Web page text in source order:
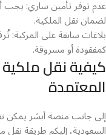
عدم توفر تأمين ساري: يجب
لضمان نقل الملكية.
بلاغات سابقة على المركبة:
كمفقودة أو مسروقة.
كيفية نقل
المعتمدة
إلى جانب منصة أبشر يمكن
السعودية، إليكم طريقة